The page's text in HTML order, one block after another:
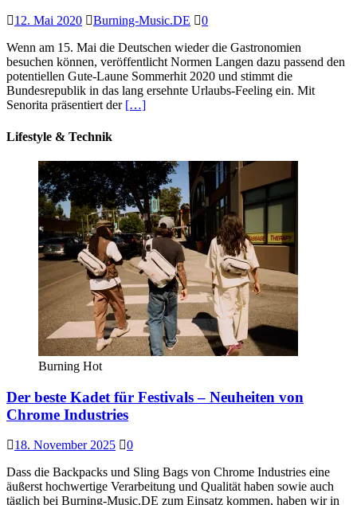
12. Mai 2020 Burning-Music.DE
0
Wenn am 15. Mai die Deutschen wieder die Gastronomien
besuchen können, veröffentlicht Normen Langen dazu passend den
potentiellen Gute-Laune Sommerhit 2020 und stimmt die
Bundesrepublik in das lang ersehnte Urlaubs-Feeling ein. Mit
Senorita präsentiert der […]
Lifestyle & Technik
Burning Hot
Der beste Kadet für Festivals – Neuheiten von
Chrome Industries
18. November 2025
0
Dass die Backpacks und Sling Bags von Chrome Industries eine
äußerst hochwertige Verarbeitung und Qualität haben sowie auch
täglich bei Burning-Music.DE zum Einsatz kommen, haben wir in